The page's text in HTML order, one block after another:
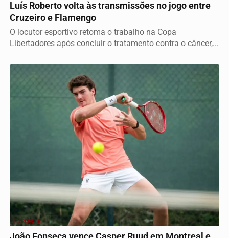
Luís Roberto volta às transmissões no jogo entre
Cruzeiro e Flamengo
O locutor esportivo retoma o trabalho na Copa
Libertadores após concluir o tratamento contra o câncer,...
ESPORTE